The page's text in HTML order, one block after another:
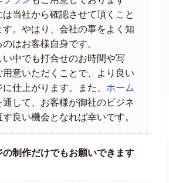
は当社から確認させて頂くこと
す。やはり、会社の事をよく知
はお客様自身です。
い中でも打合せのお時間や写
用意いただくことで、より良い
仕上がります。また、 ホーム
通して、お客様が御社のビジネ
良い機会となれば幸いです。
の制作だけでもお願いできます